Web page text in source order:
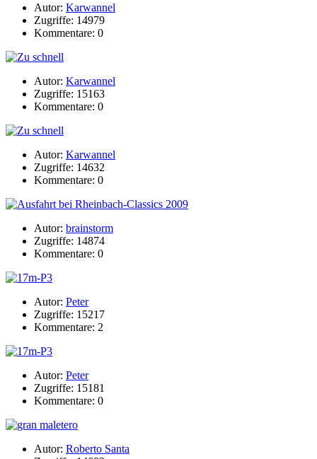
Autor: Karwannel
Zugriffe: 14979
Kommentare: 0
Autor: Karwannel
Zugriffe: 15163
Kommentare: 0
Autor: Karwannel
Zugriffe: 14632
Kommentare: 0
Autor: brainstorm
Zugriffe: 14874
Kommentare: 0
Autor: Peter
Zugriffe: 15217
Kommentare: 2
Autor: Peter
Zugriffe: 15181
Kommentare: 0
Autor: Roberto Santa